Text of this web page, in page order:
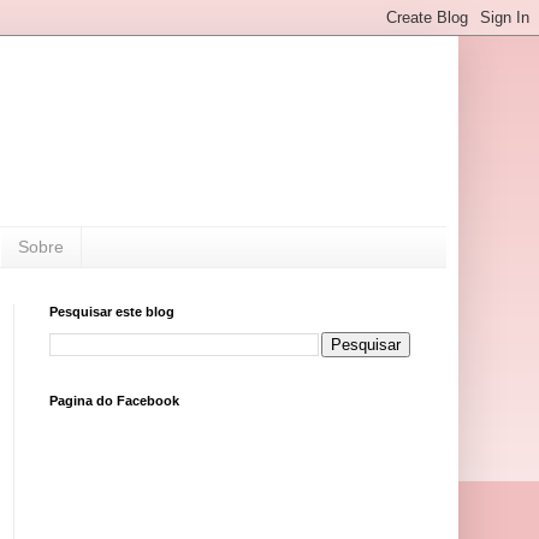
Sobre
Pesquisar este blog
Pagina do Facebook